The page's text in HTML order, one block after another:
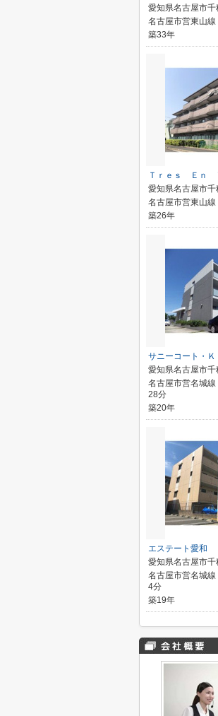
愛知県名古屋市千
名古屋市営東山
築33年
Ｔｒｅｓ Ｅｎ
愛知県名古屋市千
名古屋市営東山
築26年
サニーコート・Ｋ
愛知県名古屋市千
名古屋市営名城
28分
築20年
エステート愛和
愛知県名古屋市千
名古屋市営名城
4分
築19年